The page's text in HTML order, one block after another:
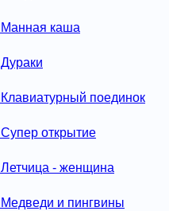
Манная каша
Дураки
Клавиатурный поединок
Супер открытие
Летчица - женщина
Медведи и пингвины